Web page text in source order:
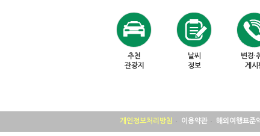
추천
관광지
날씨
정보
변경·
게시
개인정보처리방침 이용약관 해외여행표준